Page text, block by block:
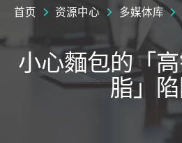
首页 资源中心 多媒体库
小心麵包的「
脂」